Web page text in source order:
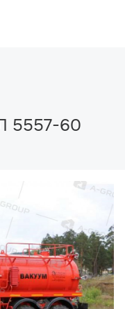
5557-60